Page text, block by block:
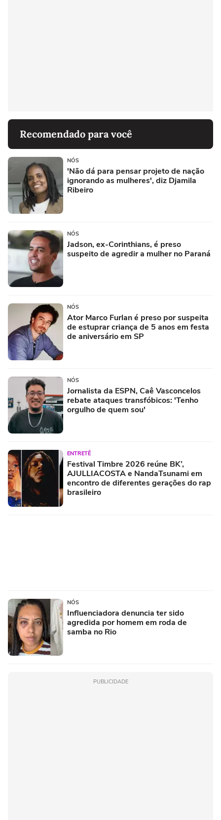
Recomendado para você
NÓS
'Não dá para pensar projeto de nação
ignorando as mulheres', diz Djamila
Ribeiro
NÓS
Jadson, ex-Corinthians, é preso
suspeito de agredir a mulher no Paraná
NÓS
Ator Marco Furlan é preso por suspeita
de estuprar criança de 5 anos em festa
de aniversário em SP
NÓS
Jornalista da ESPN, Caê Vasconcelos
rebate ataques transfóbicos: 'Tenho
orgulho de quem sou'
ENTRETÊ
Festival Timbre 2026 reúne BK’,
AJULLIACOSTA e NandaTsunami em
encontro de diferentes gerações do rap
brasileiro
NÓS
Influenciadora denuncia ter sido
agredida por homem em roda de
samba no Rio
PUBLICIDADE